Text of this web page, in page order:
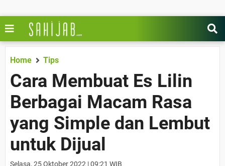
Home Tips
Cara Membuat Es Lilin
Berbagai Macam Rasa
yang Simple dan Lembut
untuk Dijual
Selasa, 25 Oktober 2022 | 09:21 WIB